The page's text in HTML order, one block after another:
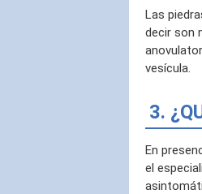
Las
decir son
vesícula.
3.
En
el